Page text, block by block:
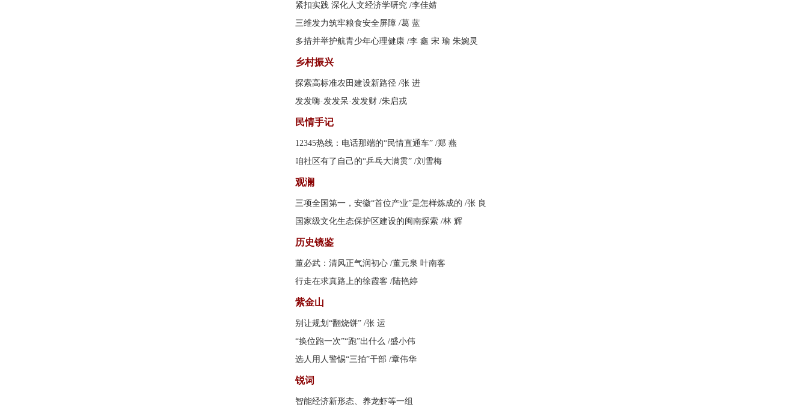
紧扣实践 深化人文经济学研究 /李佳婧
三维发力筑牢粮食安全屏障 /葛 蓝
多措并举护航青少年心理健康 /李 鑫 宋 瑜 朱婉灵
乡村振兴
探索高标准农田建设新路径 /张 进
发发嗨·发发呆·发发财 /朱启戎
民情手记
12345热线：电话那端的“民情直通车” /郑 燕
咱社区有了自己的“乒乓大满贯” /刘雪梅
观澜
三项全国第一，安徽“首位产业”是怎样炼成的 /张 良
国家级文化生态保护区建设的闽南探索 /林 辉
历史镜鉴
董必武：清风正气润初心 /董元泉 叶南客
行走在求真路上的徐霞客 /陆艳婷
紫金山
别让规划“翻烧饼” /张 运
“换位跑一次”“跑”出什么 /盛小伟
选人用人警惕“三拍”干部 /章伟华
锐词
智能经济新形态、养龙虾等一组